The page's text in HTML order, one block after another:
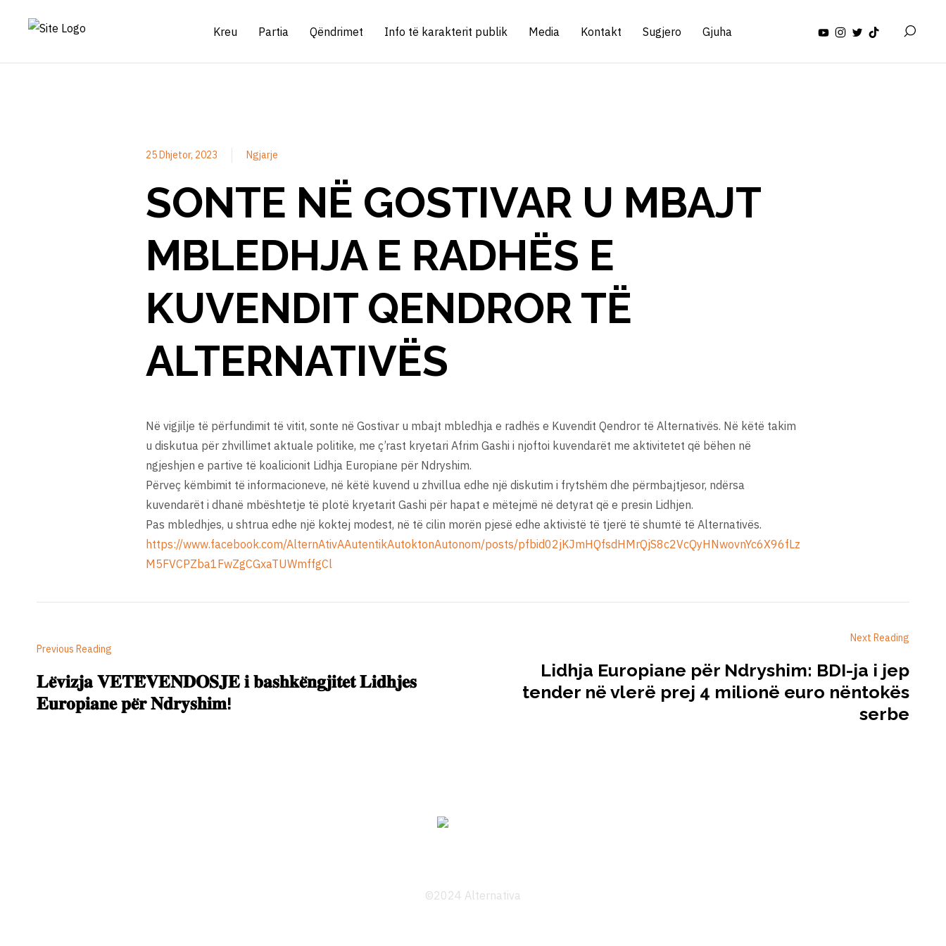
Kreu Partia Qëndrimet Info të karakterit publik Media Kontakt Sugjero Gjuha
25 Dhjetor, 2023 Ngjarje
SONTE NË GOSTIVAR U MBAJT
MBLEDHJA E RADHËS E
KUVENDIT QENDROR TË
ALTERNATIVËS
Në vigjilje të përfundimit të vitit, sonte në Gostivar u mbajt mbledhja e radhës e Kuvendit Qendror të Alternativës. Në këtë takim
u diskutua për zhvillimet aktuale politike, me ç’rast kryetari Afrim Gashi i njoftoi kuvendarët me aktivitetet që bëhen në
ngjeshjen e partive të koalicionit Lidhja Europiane për Ndryshim.
Përveç këmbimit të informacioneve, në këtë kuvend u zhvillua edhe një diskutim i frytshëm dhe përmbajtjesor, ndërsa
kuvendarët i dhanë mbështetje të plotë kryetarit Gashi për hapat e mëtejmë në detyrat që e presin Lidhjen.
Pas mbledhjes, u shtrua edhe një koktej modest, në të cilin morën pjesë edhe aktivistë të tjerë të shumtë të Alternativës.
https://www.facebook.com/AlternAtivAAutentikAutoktonAutonom/posts/pfbid02jKJmHQfsdHMrQjS8c2VcQyHNwovnYc6X96fLz
M5FVCPZba1FwZgCGxaTUWmffgCl
Previous Reading
𝐋𝐞̈𝐯𝐢𝐳𝐣𝐚 𝐕𝐄𝐓𝐄̈𝐕𝐄𝐍𝐃𝐎𝐒𝐉𝐄 𝐢 𝐛𝐚𝐬𝐡𝐤𝐞̈𝐧𝐠𝐣𝐢𝐭𝐞𝐭 𝐋𝐢𝐝𝐡𝐣𝐞𝐬
𝐄𝐮𝐫𝐨𝐩𝐢𝐚𝐧𝐞 𝐩𝐞̈𝐫 𝐍𝐝𝐫𝐲𝐬𝐡𝐢𝐦!
Next Reading
Lidhja Europiane për Ndryshim: BDI-ja i jep
tender në vlerë prej 4 milionë euro nëntokës
serbe
©2024 Alternativa